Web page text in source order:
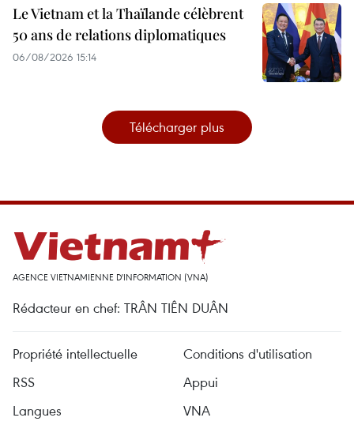
Le Vietnam et la Thaïlande célèbrent
50 ans de relations diplomatiques
06/08/2026 15:14
Télécharger plus
AGENCE VIETNAMIENNE D'INFORMATION (VNA)
Rédacteur en chef: TRÂN TIÊN DUÂN
Propriété intellectuelle
Conditions d'utilisation
RSS
Appui
Langues
VNA